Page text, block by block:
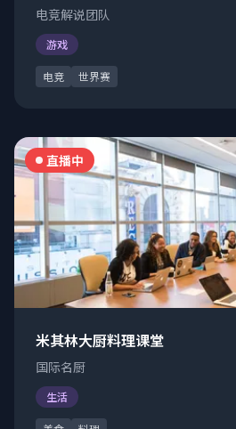
电竞解说团队
游戏
电竞 世界赛
直播中
米其林大厨料理课堂
国际名厨
生活